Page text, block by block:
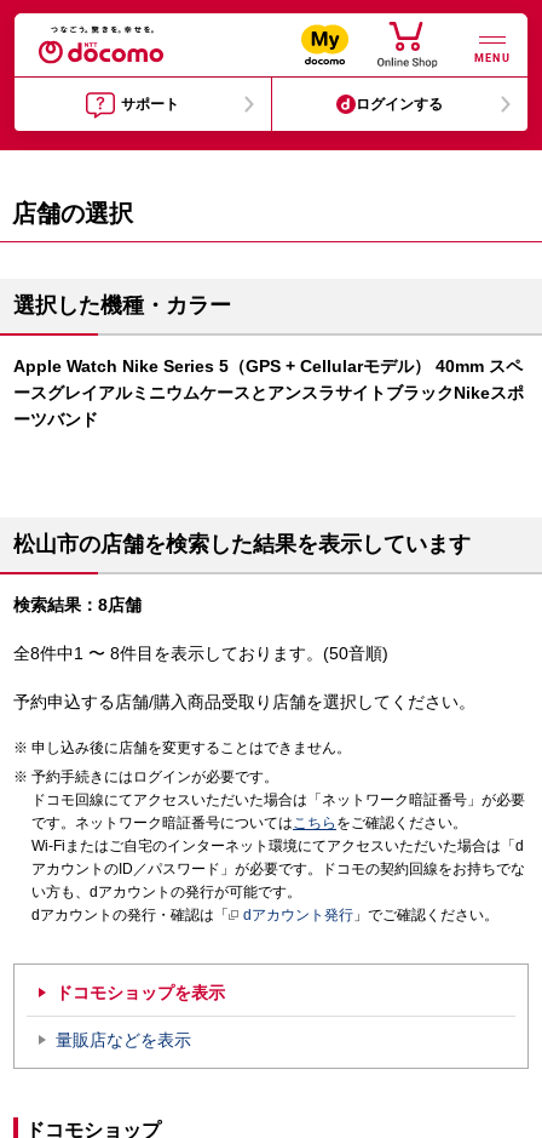
MENU
サポート ログインする
店舗の選択
選択した機種・カラー
Apple Watch Nike Series 5（GPS + Cellularモデル） 40mm スペ
ースグレイアルミニウムケースとアンスラサイトブラックNikeスポ
ーツバンド
松山市の店舗を検索した結果を表示しています
検索結果：8店舗
全8件中1 〜 8件目を表示しております。(50音順)
予約申込する店舗/購入商品受取り店舗を選択してください。
申し込み後に店舗を変更することはできません。
予約手続きにはログインが必要です。
ドコモ回線にてアクセスいただいた場合は「ネットワーク暗証番号」が必要
です。ネットワーク暗証番号についてはこちら をご確認ください。
Wi-Fiまたはご自宅のインターネット環境にてアクセスいただいた場合は「d
アカウントのID／パスワード」が必要です。ドコモの契約回線をお持ちでな
い方も、dアカウントの発行が可能です。
dアカウントの発行・確認は「
dアカウント発行 」でご確認ください。
ドコモショップを表示
量販店などを表示
ドコモショップ